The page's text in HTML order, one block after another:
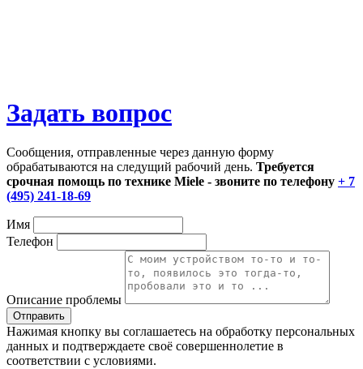
Задать вопрос
Сообщения, отправленные через данную форму
обрабатываются на следущий рабочий день. Требуется
срочная помощь по технике Miele - звоните по телефону + 7
(495) 241-18-69
Имя
Телефон
Описание проблемы
Нажимая кнопку вы соглашаетесь на обработку персональных
данных и подтверждаете своё совершеннолетие в
соответствии с условиями.